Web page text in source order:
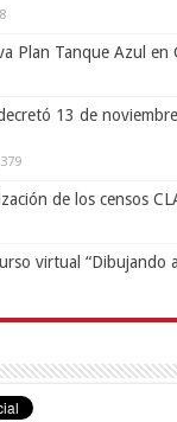
Plan Tanque Azul en
13 de
de los censos
virtual “Dibujando